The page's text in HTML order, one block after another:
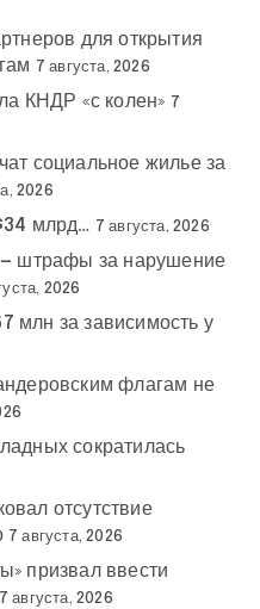
для открытия
7 августа, 2026
КНДР «с колен» 7
социальное жилье за
2026
млрд… 7 августа, 2026
— штрафы за нарушение
2026
млн за зависимость у
флагам не
сократилась
отсутствие
7 августа, 2026
призвал ввести
7 августа, 2026